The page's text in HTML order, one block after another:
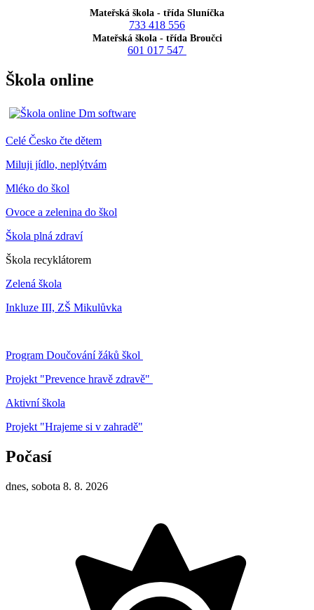
Mateřská škola - třída Sluníčka
733 418 556
Mateřská škola - třída Broučci
601 017 547
Škola online
Celé Česko čte dětem
Miluji jídlo, neplýtvám
Mléko do škol
Ovoce a zelenina do škol
Škola plná zdraví
Škola recyklátorem
Zelená škola
Inkluze III, ZŠ Mikulůvka
Program Doučování žáků škol
Projekt "Prevence hravě zdravě"
Aktivní škola
Projekt "Hrajeme si v zahradě"
Počasí
dnes, sobota 8. 8. 2026